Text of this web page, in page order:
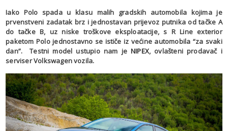
Iako Polo spada u klasu malih gradskih automobila kojima je
prvenstveni zadatak brz i jednostavan prijevoz putnika od tačke A
do tačke B, uz niske troškove eksploatacije, s R Line exterior
paketom Polo jednostavno se ističe iz većine automobila “za svaki
dan”. Testni model ustupio nam je NIPEX, ovlašteni prodavač i
serviser Volkswagen vozila.